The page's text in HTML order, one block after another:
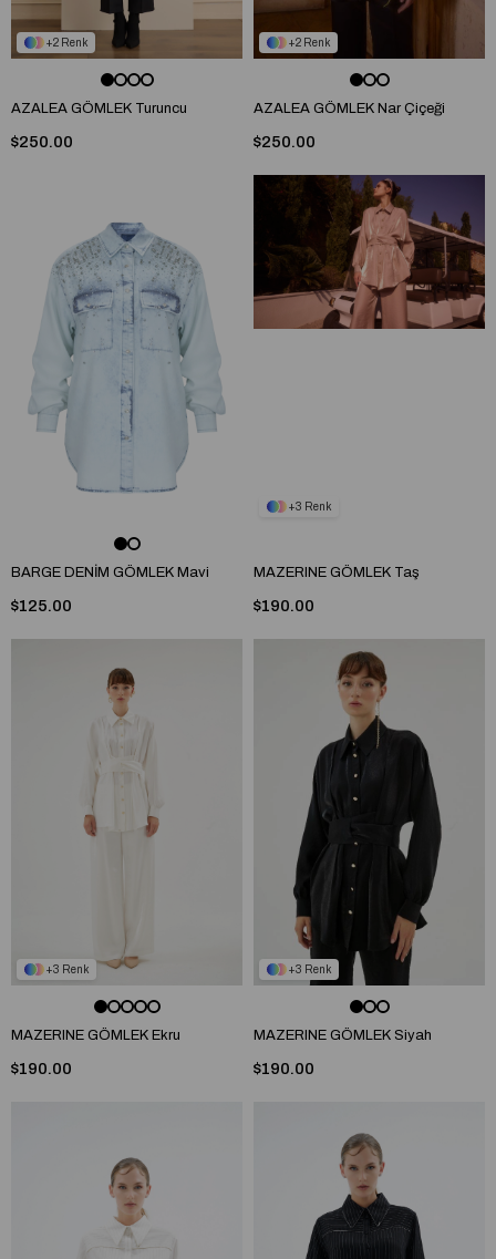
2
AZALEA GÖMLEK Turuncu
$250.00
2
AZALEA GÖMLEK Nar Çiçeği
$250.00
BARGE DENİM GÖMLEK Mavi
$125.00
3
MAZERINE GÖMLEK Taş
$190.00
3
MAZERINE GÖMLEK Ekru
$190.00
3
MAZERINE GÖMLEK Siyah
$190.00